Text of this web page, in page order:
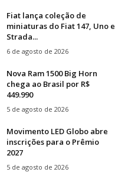
Fiat lança coleção de
miniaturas do Fiat 147, Uno e
Strada...
6 de agosto de 2026
Nova Ram 1500 Big Horn
chega ao Brasil por R$
449.990
5 de agosto de 2026
Movimento LED Globo abre
inscrições para o Prêmio
2027
5 de agosto de 2026